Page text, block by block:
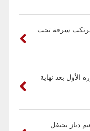
سرقة تحت
الأول بعد نهاية
دياز يحتفل